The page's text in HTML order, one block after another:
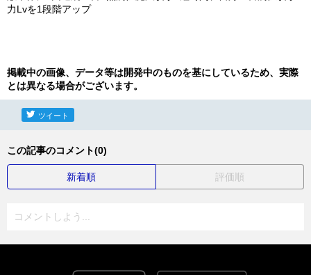
力Lvを1段階アップ
掲載中の画像、データ等は開発中のものを基にしているため、実際
とは異なる場合がございます。
ツイート
この記事のコメント(0)
新着順 評価順
コメントしよう...